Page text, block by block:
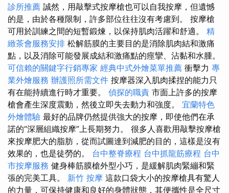
診所推薦 誠然，用敲擊式按摩槍也可以自我按摩，但遺憾
的是，由於各種限制，許多部位往往沒有考慮到。 按摩槍
可用於訓練之間的短暫鍛煉，以保持肌肉活躍和舒適。 精
緻茶會服務安排 松解筋膜的主要目的是消除肌肉結和激痛
點，以及消除可能發展成結和激痛點的痙攣、沾黏和水腫。
可信賴的關鍵字行銷專家 經典中式外燴菜單推薦 衝擊力 專
業外燴服務 辦護照所需文件 按摩器深入肌肉揉捏的能力只
有在能持續進行時才重要。 偵探的職責 市面上許多的按摩
槍會產生深度震動，然後立即失去動力和強度。 宜蘭特色
外燴體驗 最好的品牌仍然提供強大的按摩，即使他們在承
諾的“深層組織按摩”上長期努力。 很多人喜歡用敲擊按摩槍
來按摩肥大的脂肪，從而試圖達到減肥的目的，這樣是沒有
效果的，也是徒勞的。 台中整脊療程 台中抓龍筋療程 台中
市按摩服務 健身棒筋膜槍外型小巧，是緩解肌肉緊繃和緊
張的完美工具。 新竹 按摩 這款口袋大小的按摩槍具有驚人
的力量，可保持健康和良好的身體狀態，其便攜性是全尺寸